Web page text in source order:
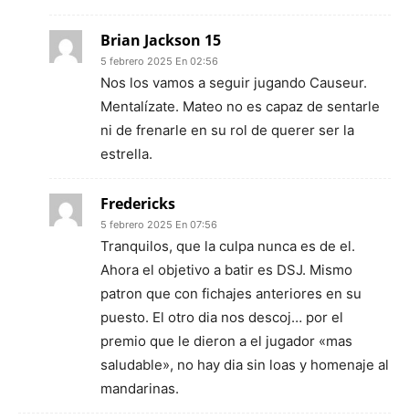
Brian Jackson 15
5 febrero 2025 En 02:56
Nos los vamos a seguir jugando Causeur.
Mentalízate. Mateo no es capaz de sentarle
ni de frenarle en su rol de querer ser la
estrella.
Fredericks
5 febrero 2025 En 07:56
Tranquilos, que la culpa nunca es de el.
Ahora el objetivo a batir es DSJ. Mismo
patron que con fichajes anteriores en su
puesto. El otro dia nos descoj… por el
premio que le dieron a el jugador «mas
saludable», no hay dia sin loas y homenaje al
mandarinas.